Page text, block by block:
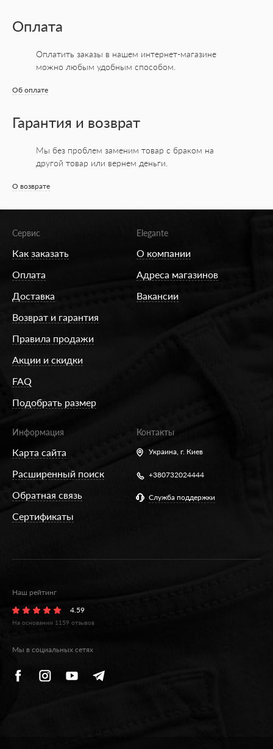
Оплата
Оплатить заказы в нашем интернет-магазине
можно любым удобным способом.
Об оплате
Гарантия и возврат
Мы без проблем заменим товар с браком на
другой товар или вернем деньги.
О возврате
Сервис
Как заказать
Оплата
Доставка
Возврат и гарантия
Правила продажи
Акции и скидки
FAQ
Подобрать размер
Elegante
О компании
Адреса магазинов
Вакансии
Информация
Карта сайта
Расширенный поиск
Обратная связь
Сертификаты
Контакты
Украина, г. Киев
+380732024444
Служба поддержки
Наш рейтинг
4.59
На основании 1159 отзывов
Мы в социальных сетях